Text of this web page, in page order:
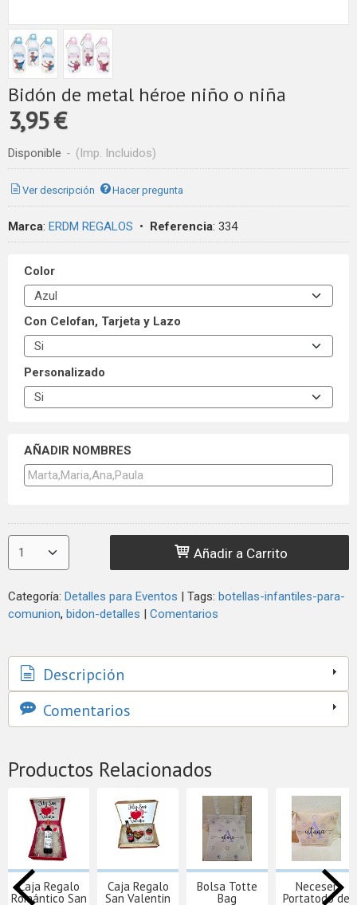
Bidón de metal héroe niño o niña
3,95 €
Disponible - (Imp. Incluidos)
Ver descripción Hacer pregunta
Marca: ERDM REGALOS • Referencia: 334
Color
Con Celofan, Tarjeta y Lazo
Personalizado
AÑADIR NOMBRES
Añadir a Carrito
Categoría: Detalles para Eventos | Tags: botellas-infantiles-para-
comunion bidon-detalles | Comentarios
Descripción
Comentarios
Productos Relacionados
Caja Regalo
Romántico San
Caja Regalo
San Valentin
Bolsa Totte
Bag
Neceser
Portatodo de